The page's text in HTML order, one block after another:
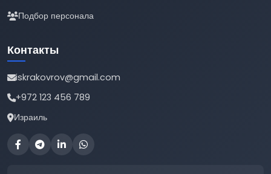
Подбор персонала
Контакты
iskrakovrov@gmail.com
+972 123 456 789
Израиль